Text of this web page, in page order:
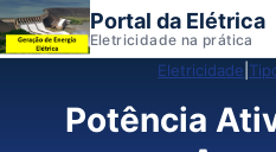
Portal da Elétrica
Eletricidade na prática
Eletricidade
Potência